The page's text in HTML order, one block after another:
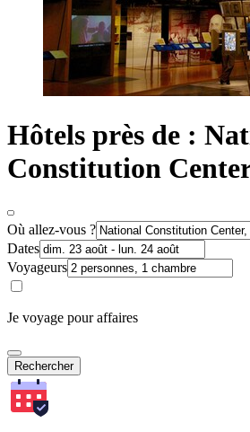
Hôtels près de :
Constitution
Où allez-vous ?
Dates
Voyageurs
Je voyage pour affaires
Rechercher